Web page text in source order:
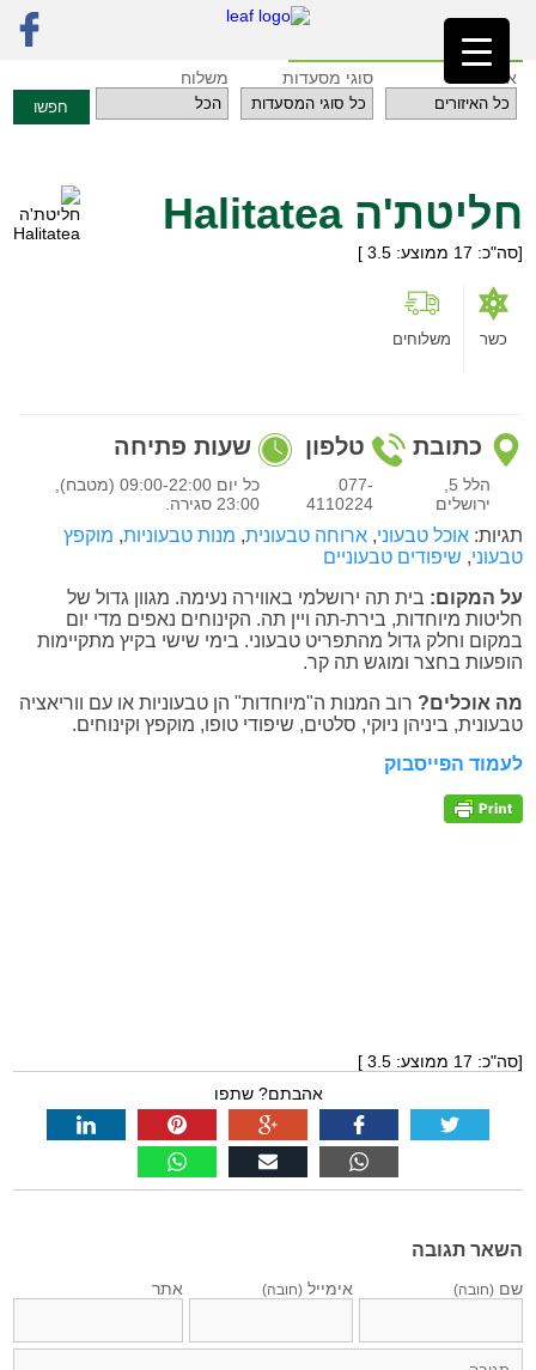
ראשי»מסעדות חליטת'ה Halitatea
חזרה לאינדקס המסעדות
איזורים
סוגי מסעדות משלוח
חפשו
חליטת'ה Halitatea
[סה"כ: 17 ממוצע: 3.5
]
כשר משלוחים
כתובת
הלל 5,
ירושלים
טלפון
077-
4110224
שעות פתיחה
כל יום 09:00-22:00 (מטבח),
23:00 סגירה.
תגיות: אוכל טבעוני, ארוחה טבעונית, מנות טבעוניות, מוקפץ
טבעוני, שיפודים טבעוניים
על המקום: בית תה ירושלמי באווירה נעימה. מגוון גדול של
חליטות מיוחדות, בירת-תה ויין תה. הקינוחים נאפים מדי יום
במקום וחלק גדול מהתפריט טבעוני. בימי שישי בקיץ מתקיימות
הופעות בחצר ומוגש תה קר.
מה אוכלים? רוב המנות ה"מיוחדות" הן טבעוניות או עם ווריאציה
טבעונית, ביניהן ניוקי, סלטים, שיפודי טופו, מוקפץ וקינוחים.
לעמוד הפייסבוק
[סה"כ: 17 ממוצע: 3.5
]
אהבתם? שתפו
השאר תגובה
שם (חובה) אימייל (חובה) אתר